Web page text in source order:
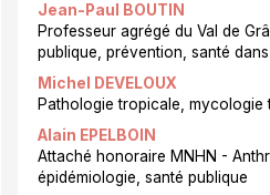
Jean-Paul BOUTIN
Professeur agrégé du Val de
publique, prévention, santé
Michel DEVELOUX
Pathologie tropicale, mycologie
Alain EPELBOIN
Attaché honoraire MNHN -
épidémiologie, santé publique